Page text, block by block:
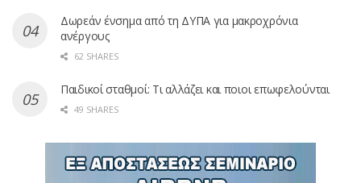
Δωρεάν ένσημα από τη ΔΥΠΑ για μακροχρόνια
ανέργους
62 SHARES
Παιδικοί σταθμοί: Τι αλλάζει και ποιοι επωφελούνται
49 SHARES